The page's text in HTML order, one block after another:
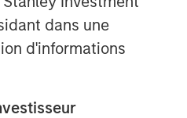
dans une
d'informations